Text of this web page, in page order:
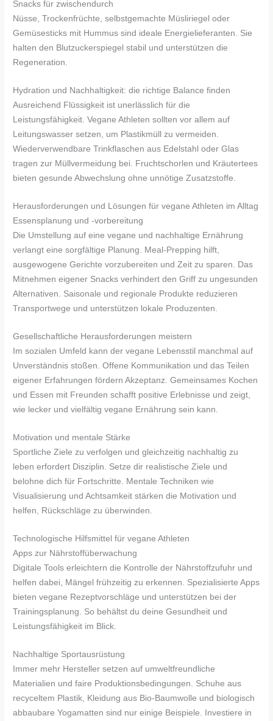
Snacks für zwischendurch
Nüsse, Trockenfrüchte, selbstgemachte Müsliriegel oder
Gemüsesticks mit Hummus sind ideale Energielieferanten. Sie
halten den Blutzuckerspiegel stabil und unterstützen die
Regeneration.
Hydration und Nachhaltigkeit: die richtige Balance finden
Ausreichend Flüssigkeit ist unerlässlich für die
Leistungsfähigkeit. Vegane Athleten sollten vor allem auf
Leitungswasser setzen, um Plastikmüll zu vermeiden.
Wiederverwendbare Trinkflaschen aus Edelstahl oder Glas
tragen zur Müllvermeidung bei. Fruchtschorlen und Kräutertees
bieten gesunde Abwechslung ohne unnötige Zusatzstoffe.
Herausforderungen und Lösungen für vegane Athleten im Alltag
Essensplanung und -vorbereitung
Die Umstellung auf eine vegane und nachhaltige Ernährung
verlangt eine sorgfältige Planung. Meal-Prepping hilft,
ausgewogene Gerichte vorzubereiten und Zeit zu sparen. Das
Mitnehmen eigener Snacks verhindert den Griff zu ungesunden
Alternativen. Saisonale und regionale Produkte reduzieren
Transportwege und unterstützen lokale Produzenten.
Gesellschaftliche Herausforderungen meistern
Im sozialen Umfeld kann der vegane Lebensstil manchmal auf
Unverständnis stoßen. Offene Kommunikation und das Teilen
eigener Erfahrungen fördern Akzeptanz. Gemeinsames Kochen
und Essen mit Freunden schafft positive Erlebnisse und zeigt,
wie lecker und vielfältig vegane Ernährung sein kann.
Motivation und mentale Stärke
Sportliche Ziele zu verfolgen und gleichzeitig nachhaltig zu
leben erfordert Disziplin. Setze dir realistische Ziele und
belohne dich für Fortschritte. Mentale Techniken wie
Visualisierung und Achtsamkeit stärken die Motivation und
helfen, Rückschläge zu überwinden.
Technologische Hilfsmittel für vegane Athleten
Apps zur Nährstoffüberwachung
Digitale Tools erleichtern die Kontrolle der Nährstoffzufuhr und
helfen dabei, Mängel frühzeitig zu erkennen. Spezialisierte Apps
bieten vegane Rezeptvorschläge und unterstützen bei der
Trainingsplanung. So behältst du deine Gesundheit und
Leistungsfähigkeit im Blick.
Nachhaltige Sportausrüstung
Immer mehr Hersteller setzen auf umweltfreundliche
Materialien und faire Produktionsbedingungen. Schuhe aus
recyceltem Plastik, Kleidung aus Bio-Baumwolle und biologisch
abbaubare Yogamatten sind nur einige Beispiele. Investiere in